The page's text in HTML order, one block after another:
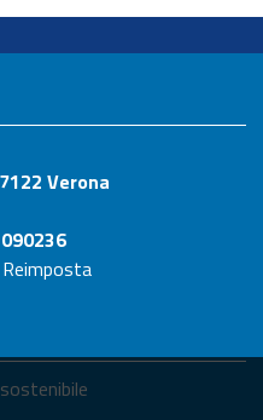
Verona
Reimposta